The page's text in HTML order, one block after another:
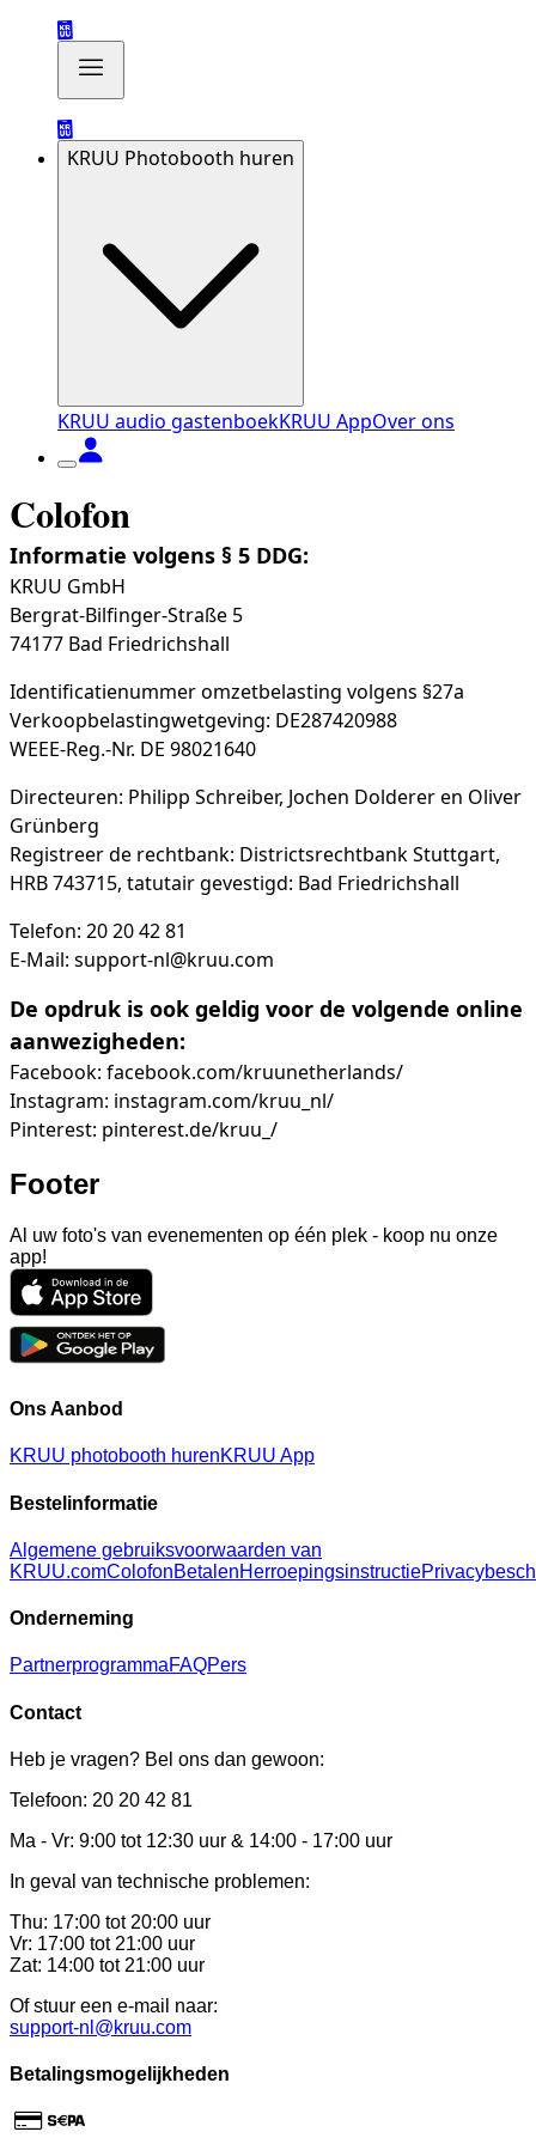
KRUU Photobooth huren
KRUU audio gastenboekKRUU AppOver ons
Colofon
Informatie volgens § 5 DDG:
KRUU GmbH
Bergrat-Bilfinger-Straße 5
74177 Bad Friedrichshall
Identificatienummer omzetbelasting volgens §27a
Verkoopbelastingwetgeving: DE287420988
WEEE-Reg.-Nr. DE 98021640
Directeuren: Philipp Schreiber, Jochen Dolderer en Oliver
Grünberg
Registreer de rechtbank: Districtsrechtbank Stuttgart,
HRB 743715, tatutair gevestigd: Bad Friedrichshall
Telefon: 20 20 42 81
E-Mail: support-nl@kruu.com
De opdruk is ook geldig voor de volgende online
aanwezigheden:
Facebook: facebook.com/kruunetherlands/
Instagram: instagram.com/kruu_nl/
Pinterest: pinterest.de/kruu_/
Footer
Al uw foto's van evenementen op één plek - koop nu onze
app!
Ons Aanbod
KRUU photobooth hurenKRUU App
Bestelinformatie
Algemene gebruiksvoorwaarden van
KRUU.comColofonBetalenHerroepingsinstructie
Onderneming
PartnerprogrammaFAQPers
Contact
Heb je vragen? Bel ons dan gewoon:
Telefoon: 20 20 42 81
Ma - Vr: 9:00 tot 12:30 uur & 14:00 - 17:00 uur
In geval van technische problemen:
Thu: 17:00 tot 20:00 uur
Vr: 17:00 tot 21:00 uur
Zat: 14:00 tot 21:00 uur
Of stuur een e-mail naar:
support-nl@kruu.com
Betalingsmogelijkheden